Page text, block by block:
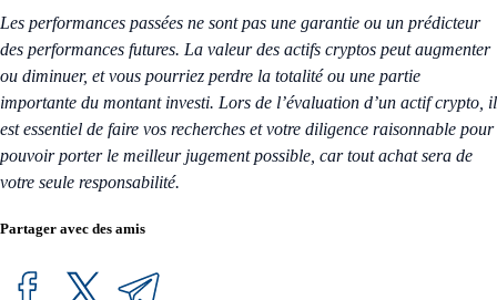
Les performances passées ne sont pas une garantie ou un prédicteur
des performances futures. La valeur des actifs cryptos peut augmenter
ou diminuer, et vous pourriez perdre la totalité ou une partie
importante du montant investi. Lors de l’évaluation d’un actif crypto, il
est essentiel de faire vos recherches et votre diligence raisonnable pour
pouvoir porter le meilleur jugement possible, car tout achat sera de
votre seule responsabilité.
Partager avec des amis